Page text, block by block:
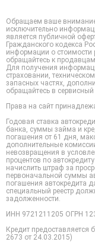
Обращаем ваше внимание
исключительно
является публичной
Гражданского кодекса
информации о
обращайтесь к
Для получения
страховании,
запасных частях,
обращайтесь в сервисный
Права на сайт
Годовая ставка
банка, суммы займа и
погашения от 61 дня,
дополнительные
невозвращения в
процентов по
начислить штраф за
первоначальной суммы
погашения автокредита
специальный реестр
задолженности.
ИНН 9721211205 ОГРН
Кредит
2673 от 24.03.2015)